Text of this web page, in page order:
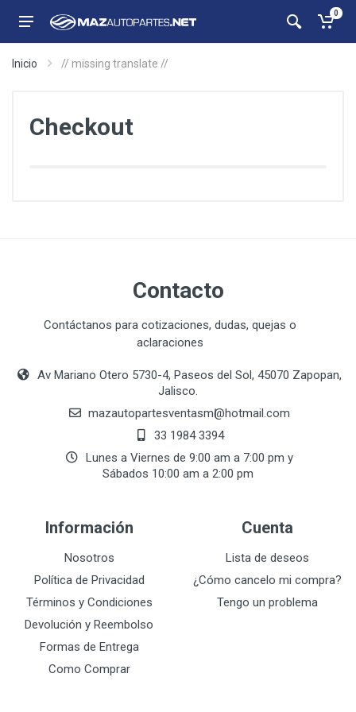
0
Inicio // missing translate //
Checkout
Contacto
Contáctanos para cotizaciones, dudas, quejas o
aclaraciones
Av Mariano Otero 5730-4, Paseos del Sol, 45070 Zapopan,
Jalisco.
mazautopartesventasmӏ@hotmail.com
33 1984 3394
Lunes a Viernes de 9:00 am a 7:00 pm y
Sábados 10:00 am a 2:00 pm
Información
Nosotros
Política de Privacidad
Términos y Condiciones
Devolución y Reembolso
Formas de Entrega
Como Comprar
Cuenta
Lista de deseos
¿Cómo cancelo mi compra?
Tengo un problema